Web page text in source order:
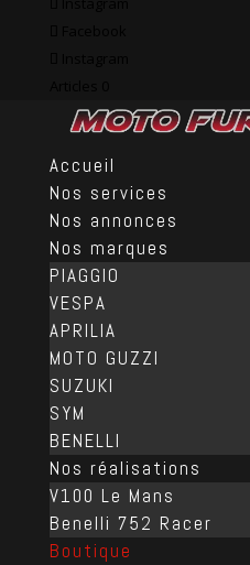
Accueil
Nos services
Nos annonces
Nos marques
PIAGGIO
VESPA
APRILIA
MOTO GUZZI
SUZUKI
SYM
BENELLI
Nos réalisations
V100 Le Mans
Benelli 752 Racer
Boutique